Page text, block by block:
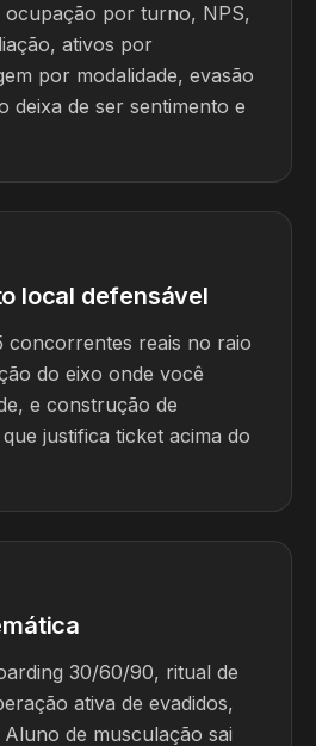
ocupação por turno, NPS,
ativos por
por modalidade, evasão
deixa de ser sentimento e
local defensável
concorrentes reais no raio
do eixo onde você
e construção de
justifica ticket acima do
30/60/90, ritual de
ativa de evadidos,
de musculação sai